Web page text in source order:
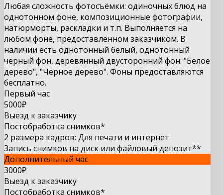
Любая сложность фотосъёмки: одиночных блюд на
однотонном фоне, композиционные фотографии,
натюрморты, раскладки и т.п. Выполняется на
любом фоне, предоставленном заказчиком. В
наличии есть однотонный белый, однотонный
чёрный фон, деревянный двусторонний фон: "Белое
дерево", "Чёрное дерево". Фоны предоставляются
бесплатно.
Первый час
5000₽
Выезд к заказчику
Постобработка снимков*
2 размера кадров: Для печати и интернет
Запись снимков на диск или файловый депозит**
Дополнительный час
3000₽
Выезд к заказчику
Постобработка снимков*